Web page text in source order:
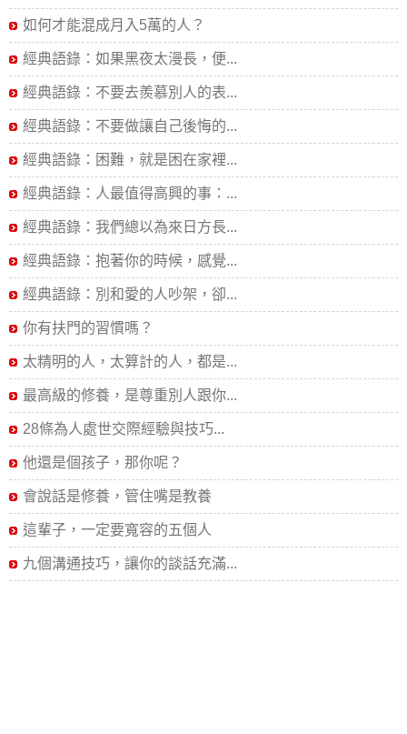
如何才能混成月入5萬的人？
經典語錄：如果黑夜太漫長，便...
經典語錄：不要去羨慕別人的表...
經典語錄：不要做讓自己後悔的...
經典語錄：困難，就是困在家裡...
經典語錄：人最值得高興的事：...
經典語錄：我們總以為來日方長...
經典語錄：抱著你的時候，感覺...
經典語錄：別和愛的人吵架，卻...
你有扶門的習慣嗎？
太精明的人，太算計的人，都是...
最高級的修養，是尊重別人跟你...
28條為人處世交際經驗與技巧...
他還是個孩子，那你呢？
會說話是修養，管住嘴是教養
這輩子，一定要寬容的五個人
九個溝通技巧，讓你的談話充滿...